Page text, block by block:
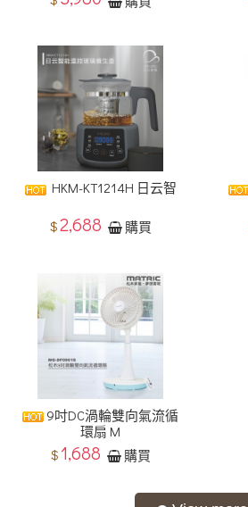
HKM-KT1214H 日云智
$2,688 購買
9吋DC渦輪雙向氣流循
環扇 M
$ 1,688 購買